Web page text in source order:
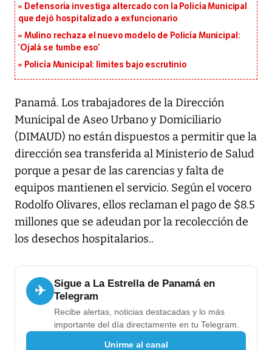
Defensoría investiga altercado con la Policía Municipal
que dejó hospitalizado a exfuncionario
Mulino rechaza el nuevo modelo de Policía Municipal:
‘Ojalá se tumbe eso’
Policía Municipal: límites bajo escrutinio
Panamá. Los trabajadores de la Dirección
Municipal de Aseo Urbano y Domiciliario
(DIMAUD) no están dispuestos a permitir que la
dirección sea transferida al Ministerio de Salud
porque a pesar de las carencias y falta de
equipos mantienen el servicio. Según el vocero
Rodolfo Olivares, ellos reclaman el pago de $8.5
millones que se adeudan por la recolección de
los desechos hospitalarios..
✈
Sigue a La Estrella de Panamá en
Telegram
Recibe alertas, noticias destacadas y lo más
importante del día directamente en tu Telegram.
Unirme al canal